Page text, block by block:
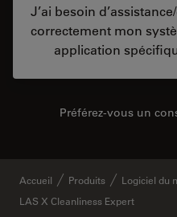
J’ai besoin
correctement mon
application
Préférez-vous un
Accueil Produits
Logiciel du
LAS X Cleanliness Expert